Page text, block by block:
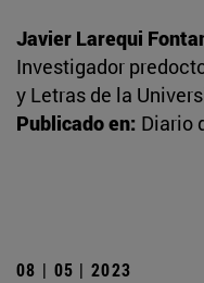
Javier Larequi
Investigador
y Letras de la
Publicado en: Diario
08 | 05 | 2023